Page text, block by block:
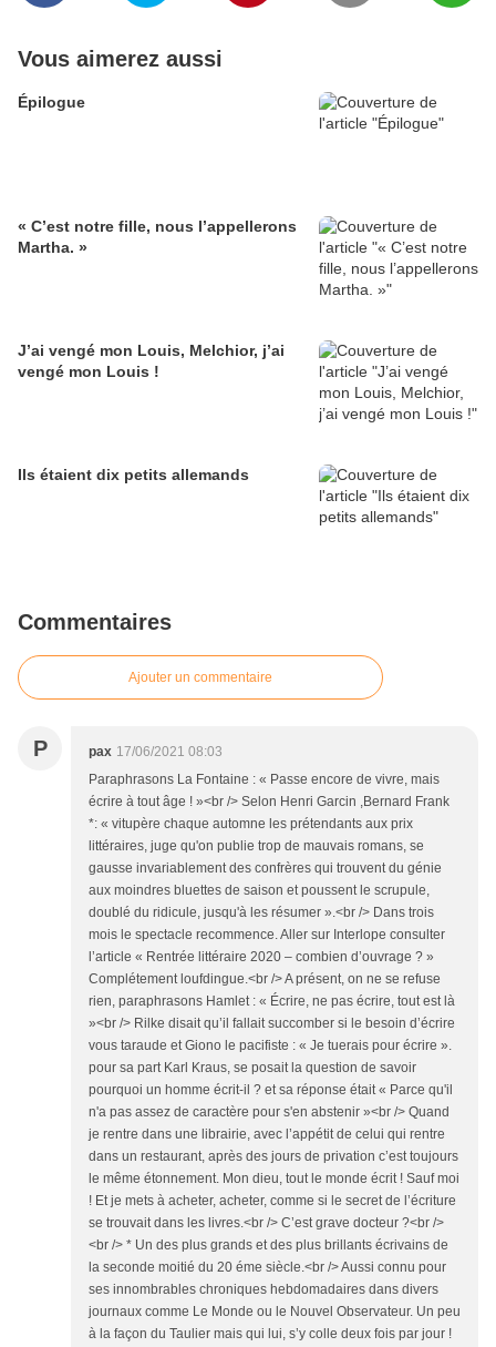
Vous aimerez aussi
Épilogue
« C’est notre fille, nous l’appellerons
Martha. »
J’ai vengé mon Louis, Melchior, j’ai
vengé mon Louis !
Ils étaient dix petits allemands
Commentaires
Ajouter un commentaire
P pax 17/06/2021 08:03
Paraphrasons La Fontaine : « Passe encore de vivre, mais
écrire à tout âge ! »<br /> Selon Henri Garcin ,Bernard Frank
*: « vitupère chaque automne les prétendants aux prix
littéraires, juge qu'on publie trop de mauvais romans, se
gausse invariablement des confrères qui trouvent du génie
aux moindres bluettes de saison et poussent le scrupule,
doublé du ridicule, jusqu'à les résumer ».<br /> Dans trois
mois le spectacle recommence. Aller sur Interlope consulter
l’article « Rentrée littéraire 2020 – combien d’ouvrage ? »
Complétement loufdingue.<br /> A présent, on ne se refuse
rien, paraphrasons Hamlet : « Écrire, ne pas écrire, tout est là
»<br /> Rilke disait qu’il fallait succomber si le besoin d’écrire
vous taraude et Giono le pacifiste : « Je tuerais pour écrire ».
pour sa part Karl Kraus, se posait la question de savoir
pourquoi un homme écrit-il ? et sa réponse était « Parce qu'il
n'a pas assez de caractère pour s'en abstenir »<br /> Quand
je rentre dans une librairie, avec l’appétit de celui qui rentre
dans un restaurant, après des jours de privation c’est toujours
le même étonnement. Mon dieu, tout le monde écrit ! Sauf moi
! Et je mets à acheter, acheter, comme si le secret de l’écriture
se trouvait dans les livres.<br /> C’est grave docteur ?<br />
<br /> * Un des plus grands et des plus brillants écrivains de
la seconde moitié du 20 éme siècle.<br /> Aussi connu pour
ses innombrables chroniques hebdomadaires dans divers
journaux comme Le Monde ou le Nouvel Observateur. Un peu
à la façon du Taulier mais qui lui, s’y colle deux fois par jour !